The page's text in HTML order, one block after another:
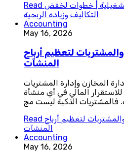
Read | خطوات لخفض
التكاليف وزيادة الربحية
Accounting
May 16, 2026
لتعظيم أرباح
المنشآت
المخازن وإدارة المشتريات
للاستقرار المالي في أي منشأة
فالمشتريات الذكية ليست مج
Read لتعظيم أرباح
المنشآت
Accounting
May 16, 2026